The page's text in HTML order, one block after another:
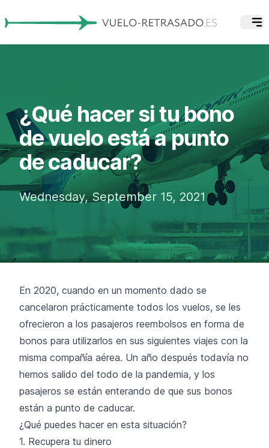
¿Qué hacer si tu bono
de vuelo está a punto
de caducar?
Wednesday, September 15, 2021
En 2020, cuando en un momento dado se
cancelaron prácticamente todos los vuelos, se les
ofrecieron a los pasajeros reembolsos en forma de
bonos para utilizarlos en sus siguientes viajes con la
misma compañía aérea. Un año después todavía no
hemos salido del todo de la pandemia, y los
pasajeros se están enterando de que sus bonos
están a punto de caducar.
¿Qué puedes hacer en esta situación?
1. Recupera tu dinero